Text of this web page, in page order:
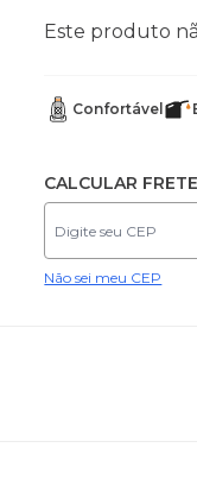
Este produto
Confortável
CALCULAR FRETE
Não sei meu CEP